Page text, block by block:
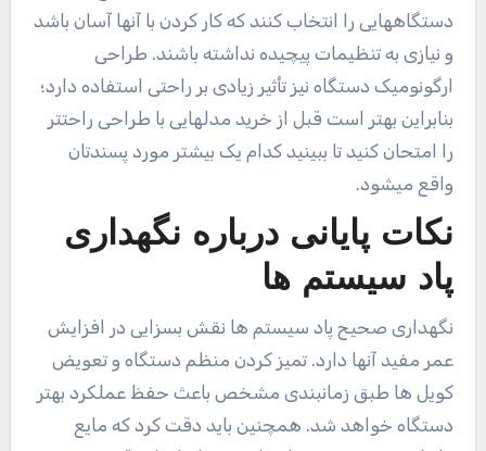
دستگاههایی را انتخاب کنند که کار کردن با آنها آسان باشد
و نیازی به تنظیمات پیچیده نداشته باشند. طراحی
ارگونومیک دستگاه نیز تأثیر زیادی بر راحتی استفاده دارد؛
بنابراین بهتر است قبل از خرید مدلهایی با طراحی راحتتر
را امتحان کنید تا ببینید کدام یک بیشتر مورد پسندتان
واقع میشود.
نکات پایانی درباره نگهداری
پاد سیستم ها
نگهداری صحیح پاد سیستم ها نقش بسزایی در افزایش
عمر مفید آنها دارد. تمیز کردن منظم دستگاه و تعویض
کویل ها طبق زمانبندی مشخص باعث حفظ عملکرد بهتر
دستگاه خواهد شد. همچنین باید دقت کرد که مایع